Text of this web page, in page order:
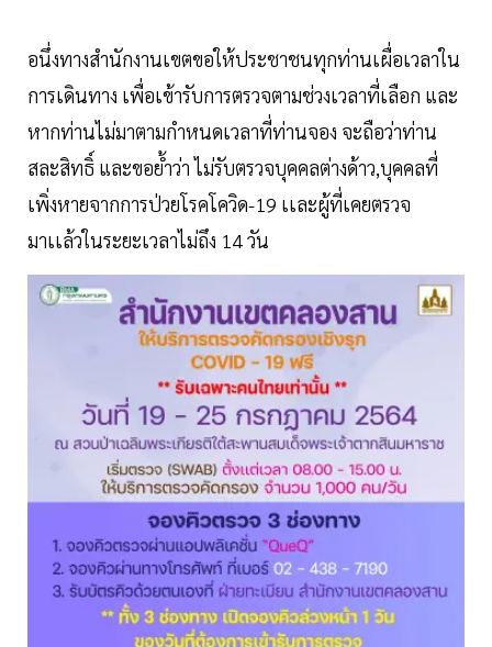
อนึ่งทางสำนักงานเขตขอให้ประชาชนทุกท่านเผื่อเวลาใน
การเดินทาง เพื่อเข้ารับการตรวจตามช่วงเวลาที่เลือก และ
หากท่านไม่มาตามกำหนดเวลาที่ท่านจอง จะถือว่าท่าน
สละสิทธิ์ และขอย้ำว่า ไม่รับตรวจบุคคลต่างด้าว,บุคคลที่
เพิ่งหายจากการป่วยโรคโควิด-19 เเละผู้ที่เคยตรวจ
มาเเล้วในระยะเวลาไม่ถึง 14 วัน